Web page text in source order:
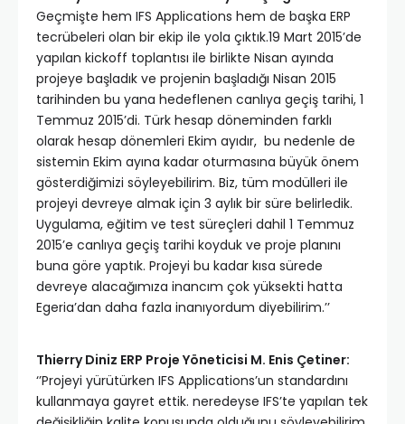
Geçmişte hem IFS Applications hem de başka ERP
tecrübeleri olan bir ekip ile yola çıktık.19 Mart 2015’de
yapılan kickoff toplantısı ile birlikte Nisan ayında
projeye başladık ve projenin başladığı Nisan 2015
tarihinden bu yana hedeflenen canlıya geçiş tarihi, 1
Temmuz 2015’di. Türk hesap döneminden farklı
olarak hesap dönemleri Ekim ayıdır, bu nedenle de
sistemin Ekim ayına kadar oturmasına büyük önem
gösterdiğimizi söyleyebilirim. Biz, tüm modülleri ile
projeyi devreye almak için 3 aylık bir süre belirledik.
Uygulama, eğitim ve test süreçleri dahil 1 Temmuz
2015’e canlıya geçiş tarihi koyduk ve proje planını
buna göre yaptık. Projeyi bu kadar kısa sürede
devreye alacağımıza inancım çok yüksekti hatta
Egeria’dan daha fazla inanıyordum diyebilirim.’’
Thierry Diniz ERP Proje Yöneticisi M. Enis Çetiner:
‘’Projeyi yürütürken IFS Applications’un standardını
kullanmaya gayret ettik. neredeyse IFS’te yapılan tek